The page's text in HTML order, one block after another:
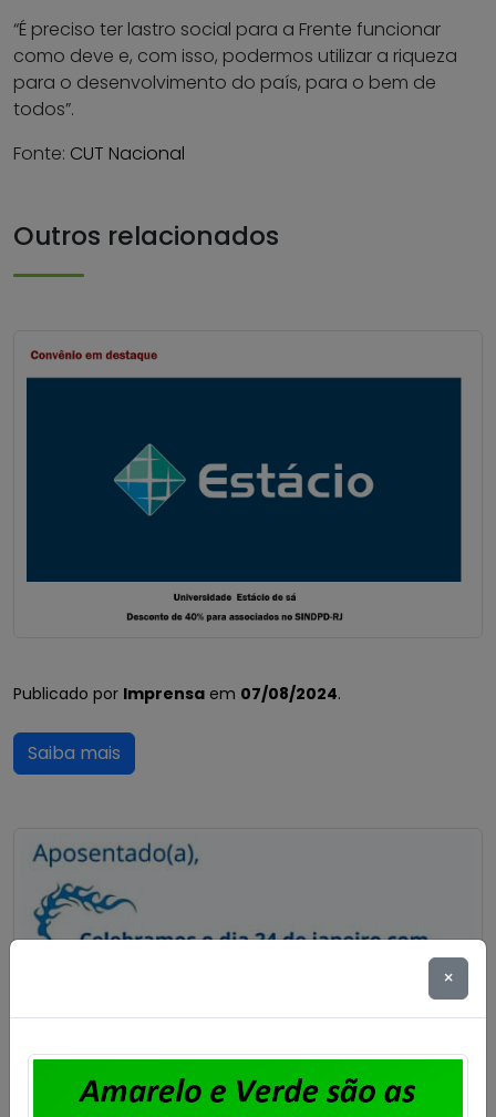
“É preciso ter lastro social para a Frente funcionar
como deve e, com isso, podermos utilizar a riqueza
para o desenvolvimento do país, para o bem de
todos”.
Fonte: CUT Nacional
Outros relacionados
Publicado por Imprensa em 07/08/2024.
Saiba mais
×